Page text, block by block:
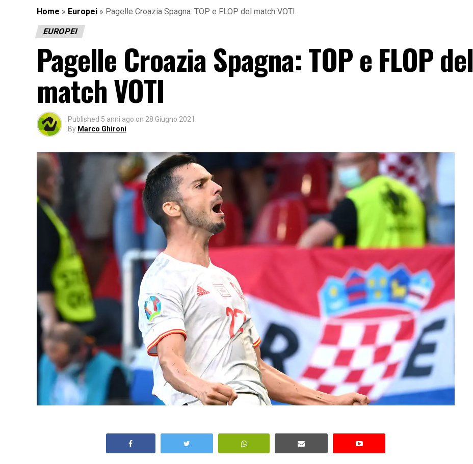
Home » Europei » Pagelle Croazia Spagna: TOP e FLOP del match VOTI
EUROPEI
Pagelle Croazia Spagna: TOP e FLOP del
match VOTI
Published 5 anni ago on 28 Giugno 2021
By Marco Ghironi